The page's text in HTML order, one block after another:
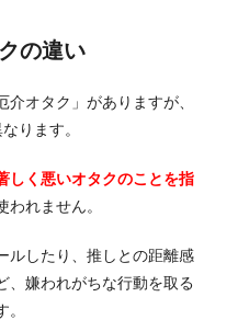
の違い
介オタク」がありますが、
ります。
しく悪いオタクのことを指
れません。
ルしたり、推しとの距離感
、嫌われがちな行動を取る